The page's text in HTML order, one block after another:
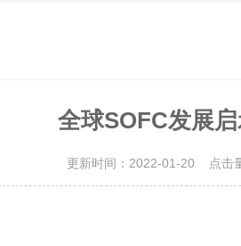
全球SOFC发展
更新时间：2022-01-20 点击